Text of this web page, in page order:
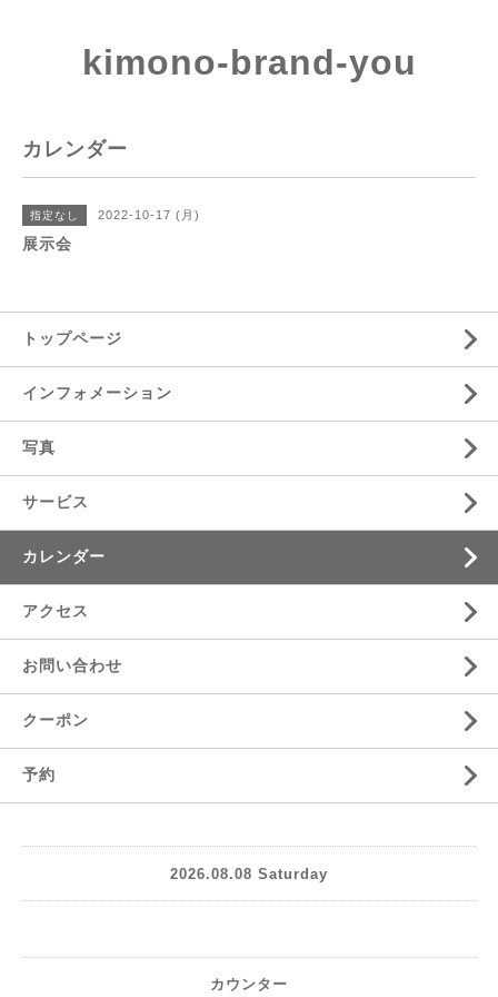
kimono-brand-you
カレンダー
指定なし 2022-10-17 (月)
展示会
トップページ
インフォメーション
写真
サービス
カレンダー
アクセス
お問い合わせ
クーポン
予約
2026.08.08 Saturday
カウンター